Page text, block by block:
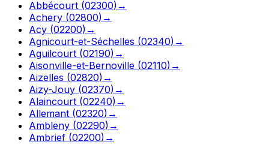
Abbécourt (02300) →
Achery (02800) →
Acy (02200) →
Agnicourt-et-Séchelles (02340) →
Aguilcourt (02190) →
Aisonville-et-Bernoville (02110) →
Aizelles (02820) →
Aizy-Jouy (02370) →
Alaincourt (02240) →
Allemant (02320) →
Ambleny (02290) →
Ambrief (02200) →